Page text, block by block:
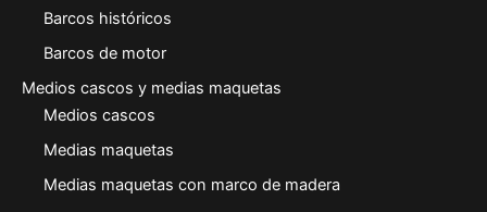
Barcos históricos
Barcos de motor
Medios cascos y medias maquetas
Medios cascos
Medias maquetas
Medias maquetas con marco de madera